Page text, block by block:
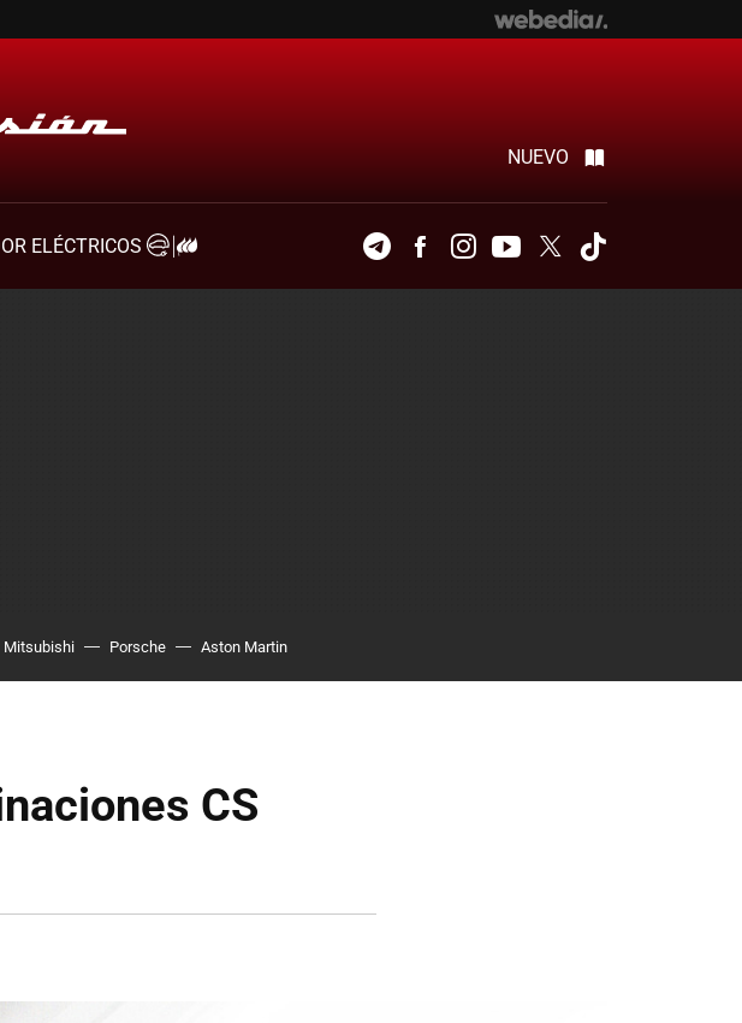
NUEVO
ELÉCTRICOS
TelegramFacebookInstagramYoutubeTwitter
Mitsubishi Porsche Aston Martin
CS